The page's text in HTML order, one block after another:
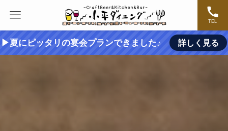
TEL
▶夏にピッタリの宴会プランできました♪ 詳しく見る